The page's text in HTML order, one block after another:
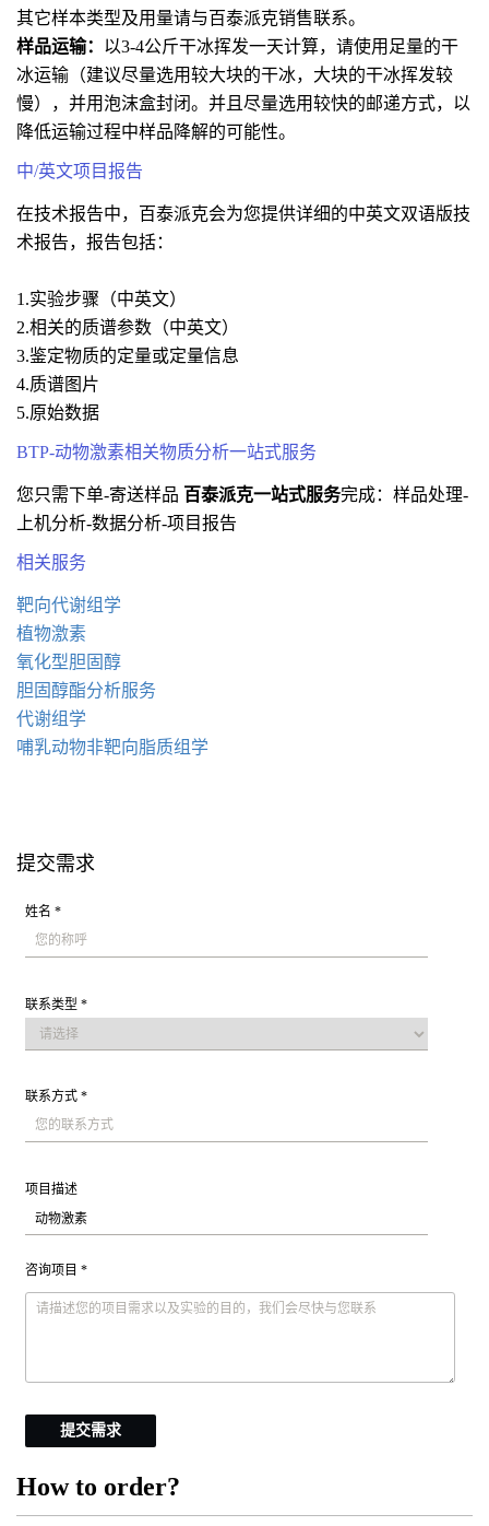
其它样本类型及用量请与百泰派克销售联系。
样品运输： 以3-4公斤干冰挥发一天计算，请使用足量的干
冰运输（建议尽量选用较大块的干冰，大块的干冰挥发较
慢），并用泡沫盒封闭。并且尽量选用较快的邮递方式，以
降低运输过程中样品降解的可能性。
中/英文项目报告
在技术报告中，百泰派克会为您提供详细的中英文双语版技
术报告，报告包括：
1.实验步骤（中英文）
2.相关的质谱参数（中英文）
3.鉴定物质的定量或定量信息
4.质谱图片
5.原始数据
BTP-动物激素相关物质分析一站式服务
您只需下单-寄送样品 百泰派克一站式服务完成：样品处理-
上机分析-数据分析-项目报告
相关服务
靶向代谢组学
植物激素
氧化型胆固醇
胆固醇酯分析服务
代谢组学
哺乳动物非靶向脂质组学
提交需求
姓名 *
联系类型 *
联系方式 *
项目描述
咨询项目 *
提交需求
How to order?